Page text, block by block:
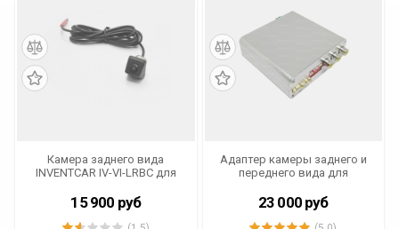
Камера заднего вида
INVENTCAR IV-VI-LRBC для
Bosch
15 900 руб
Адаптер камеры заднего и
переднего вида для
5.0/5.1/5.2
23 000 руб